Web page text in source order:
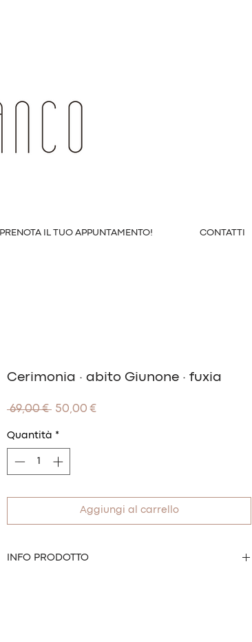
PRENOTA IL TUO APPUNTAMENTO! CONTATTI
Cerimonia · abito Giunone · fuxia
69,00 € Prezzo
50,00 €Prezzo
Quantità *
Aggiungi al carrello
INFO PRODOTTO